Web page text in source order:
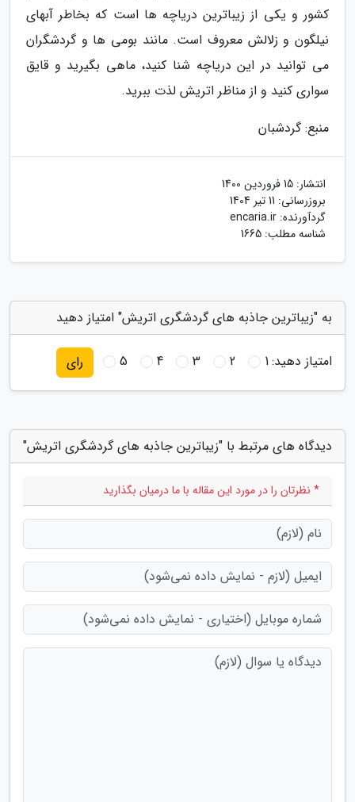
کشور و یکی از زیباترین دریاچه ها است که بخاطر آبهای
نیلگون و زلالش معروف است. مانند بومی ها و گردشگران
می توانید در این دریاچه شنا کنید، ماهی بگیرید و قایق
سواری کنید و از مناظر اتریش لذت ببرید.
منبع: گردشبان
انتشار: 15 فروردین 1400
بروزرسانی: 11 تیر 1404
گردآورنده: encaria.ir
شناسه مطلب: 1665
به "زیباترین جاذبه های گردشگری اتریش" امتیاز دهید
امتیاز دهید:1
2
3
4
5 رای
دیدگاه های مرتبط با "زیباترین جاذبه های گردشگری اتریش"
* نظرتان را در مورد این مقاله با ما درمیان بگذارید